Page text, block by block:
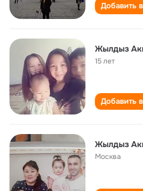
Добавить
Жылдыз
15 лет
Добавить
Жылдыз
Москва